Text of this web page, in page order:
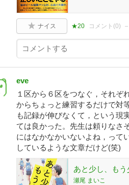
ナイス ★20 コメント(0)
eve
１区から６区をつなぐ，それぞ
からちょっと練習するだけで対
も記録が伸びなくて，という現
ては良かった。先生は頼りなさ
にはなかなかいないよね，って
しているような文章だけど(笑)
あと少し、もう
瀬尾 まいこ